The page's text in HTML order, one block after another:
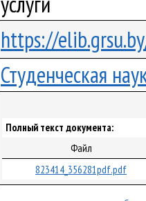
https://
Студенческая
Полный текст документа:
Файл
823414_356281pdf.pdf